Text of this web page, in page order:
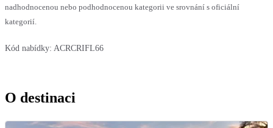
nadhodnocenou nebo podhodnocenou kategorii ve srovnání s oficiální
kategorií.
Kód nabídky: ACRCRIFL66
O destinaci